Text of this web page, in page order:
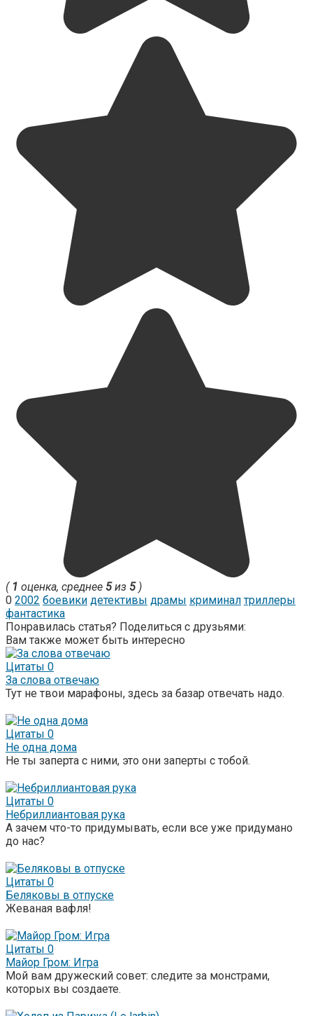
( 1 оценка, среднее 5из 5)
0 2002 боевики детективы драмы криминал триллеры
фантастика
Понравилась статья? Поделиться с друзьями:
Вам также может быть интересно
Цитаты 0
За слова отвечаю
Тут не твои марафоны, здесь за базар отвечать надо.
Цитаты 0
Не одна дома
Не ты заперта с ними, это они заперты с тобой.
Цитаты 0
Небриллиантовая рука
А зачем что-то придумывать, если все уже придумано
до нас?
Цитаты 0
Беляковы в отпуске
Жеваная вафля!
Цитаты 0
Майор Гром: Игра
Мой вам дружеский совет: следите за монстрами,
которых вы создаете.